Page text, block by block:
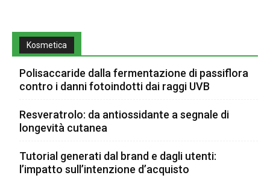
Kosmetica
Polisaccaride dalla fermentazione di passiflora
contro i danni fotoindotti dai raggi UVB
Resveratrolo: da antiossidante a segnale di
longevità cutanea
Tutorial generati dal brand e dagli utenti:
l’impatto sull’intenzione d’acquisto